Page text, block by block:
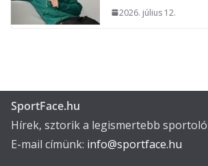
2026. július 12.
SportFace.hu
Hírek, sztorik a legismertebb
E-mail címünk: info@sportface.hu